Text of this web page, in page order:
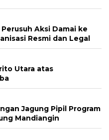
Aksi Damai ke
Resmi dan Legal
Utara atas
Jagung Pipil Program
Mandiangin